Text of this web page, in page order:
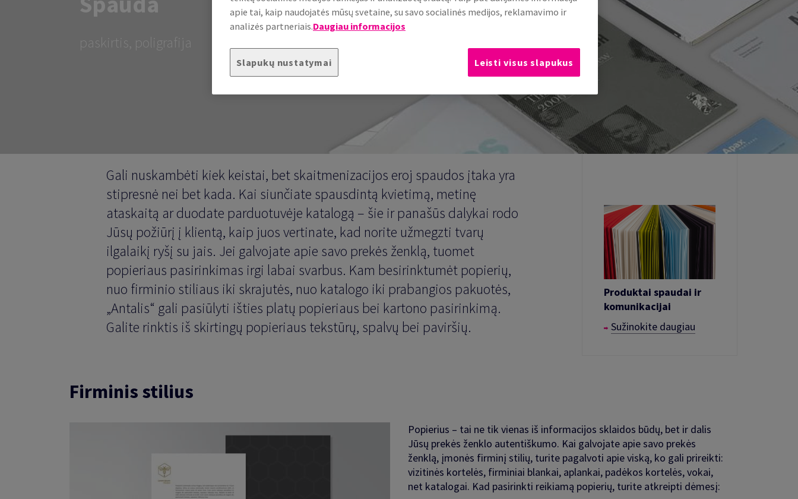
paskirtis, poligrafija
Gali nuskambėti kiek keistai, bet skaitmenizacijos eroj spaudos įtaka yra
stipresnė nei bet kada. Kai siunčiate spausdintą kvietimą, metinę
ataskaitą ar duodate parduotuvėje katalogą – šie ir panašūs dalykai rodo
Jūsų požiūrį į klientą, kaip juos vertinate, kad norite užmegzti tvarų
ilgalaikį ryšį su jais. Jei galvojate apie savo prekės ženklą, tuomet
popieriaus pasirinkimas irgi labai svarbus. Kam besirinktumėt popierių,
nuo firminio stiliaus iki skrajutės, nuo katalogo iki prabangios pakuotės,
„Antalis“ gali pasiūlyti išties platų popieriaus bei kartono pasirinkimą.
Galite rinktis iš skirtingų popieriaus tekstūrų, spalvų bei paviršių.
Produktai spaudai ir
komunikacijai
Sužinokite daugiau
Firminis stilius
Popierius – tai ne tik vienas iš informacijos sklaidos būdų, bet ir dalis
Jūsų prekės ženklo autentiškumo. Kai galvojate apie savo prekės
ženklą, įmonės firminį stilių, turite pagalvoti apie viską, ko gali prireikti:
vizitinės kortelės, firminiai blankai, aplankai, padėkos kortelės, vokai,
net katalogai. Kad pasirinkti reikiamą popierių, turite atkreipti dėmesį:
apie tai, kaip naudojatės mūsų svetaine, su savo socialinės medijos, reklamavimo ir
analizės partneriais.Daugiau informacijos
Slapukų nustatymai Leisti visus slapukus